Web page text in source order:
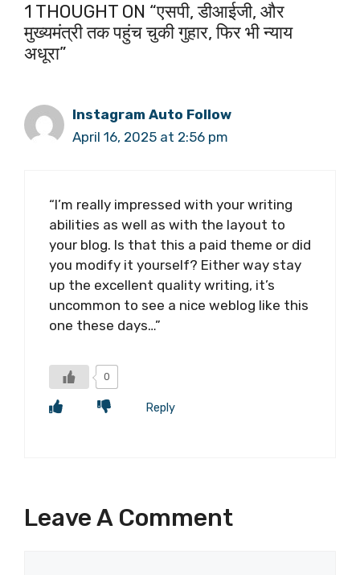
1 THOUGHT ON “एसपी, डीआईजी, और
मुख्यमंत्री तक पहुंच चुकी गुहार, फिर भी न्याय
अधूरा”
Instagram Auto Follow
April 16, 2025 at 2:56 pm
“I’m really impressed with your writing
abilities as well as with the layout to
your blog. Is that this a paid theme or did
you modify it yourself? Either way stay
up the excellent quality writing, it’s
uncommon to see a nice weblog like this
one these days…”
0
Reply
Leave A Comment